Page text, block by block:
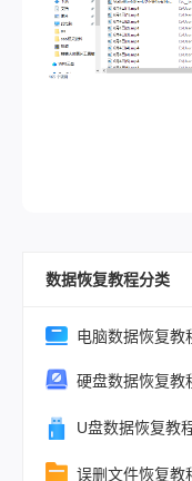
数据恢复教程分类
电脑数据恢复教
硬盘数据恢复教
U盘数据恢复教
误删文件恢复教